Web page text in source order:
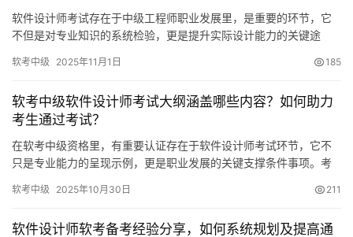
软件设计师考试存在于中级工程师职业发展里，是重要的环节，它
不但是对专业知识的系统检验，更是提升实际设计能力的关键途
软考中级 2025年11月1日 185
软考中级软件设计师考试大纲涵盖哪些内容？如何助力
考生通过考试？
在软考中级资格里，有重要认证存在于软件设计师考试环节，它不
只是专业能力的呈现示例，更是职业发展的关键支撑条件事项。考
软考中级 2025年10月30日 211
软件设计师软考备考经验分享，如何系统规划及提高通